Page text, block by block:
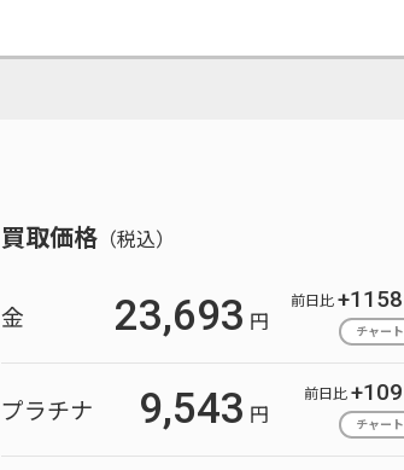
買取価格 （税込）
金 23,693 円
前日比+1158
チャート
プラチナ 9,543 円
前日比+109
チャート